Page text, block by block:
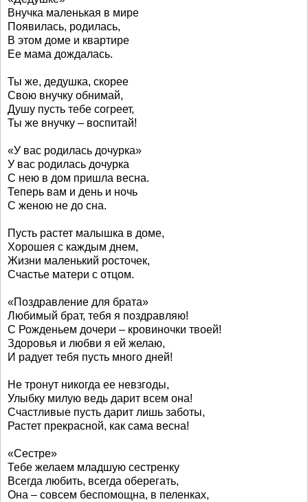
Внучка маленькая в мире
Появилась, родилась,
В этом доме и квартире
Ее мама дождалась.
Ты же, дедушка, скорее
Свою внучку обнимай,
Душу пусть тебе согреет,
Ты же внучку – воспитай!
«У вас родилась дочурка»
У вас родилась дочурка
С нею в дом пришла весна.
Теперь вам и день и ночь
С женою не до сна.
Пусть растет малышка в доме,
Хорошея с каждым днем,
Жизни маленький росточек,
Счастье матери с отцом.
«Поздравление для брата»
Любимый брат, тебя я поздравляю!
С Рожденьем дочери – кровиночки твоей!
Здоровья и любви я ей желаю,
И радует тебя пусть много дней!
Не тронут никогда ее невзгоды,
Улыбку милую ведь дарит всем она!
Счастливые пусть дарит лишь заботы,
Растет прекрасной, как сама весна!
«Сестре»
Тебе желаем младшую сестренку
Всегда любить, всегда оберегать,
Она – совсем беспомощна, в пеленках,